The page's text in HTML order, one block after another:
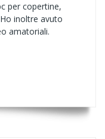
per copertine,
inoltre avuto
amatoriali.